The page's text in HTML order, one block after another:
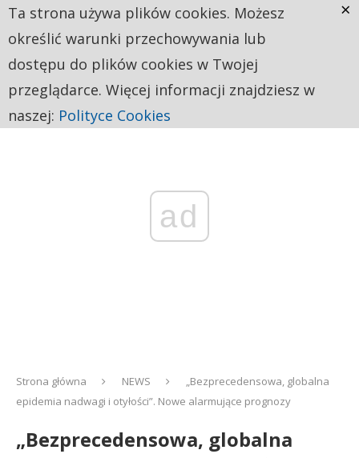
ad
Strona główna NEWS
„Bezprecedensowa, globalna
epidemia nadwagi i otyłości”. Nowe alarmujące prognozy
„Bezprecedensowa, globalna
Ta strona używa plików cookies. Możesz
określić warunki przechowywania lub
dostępu do plików cookies w Twojej
przeglądarce. Więcej informacji znajdziesz w
naszej: Polityce Cookies
×